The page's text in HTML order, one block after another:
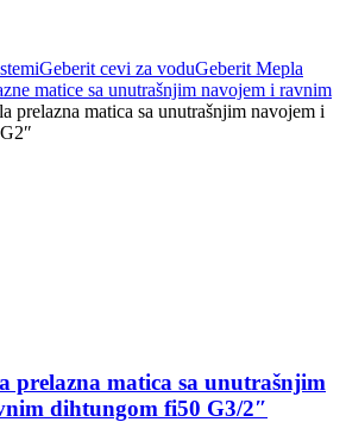
Geberit cevi za voduGeberit Mepla
matice sa unutrašnjim navojem i ravnim
prelazna matica sa unutrašnjim navojem i
prelazna matica sa unutrašnjim
dihtungom fi50 G3/2″